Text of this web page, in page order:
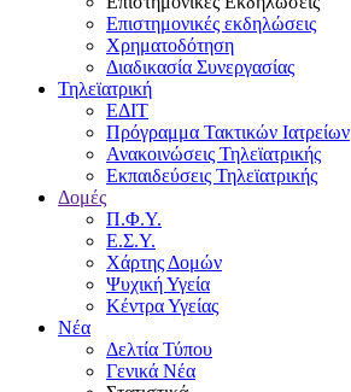
Επιστημονικές εκδηλώσεις
Χρηματοδότηση
Διαδικασία Συνεργασίας
Τηλεϊατρική
ΕΔΙΤ
Πρόγραμμα Τακτικών Ιατρείων
Ανακοινώσεις Τηλεϊατρικής
Εκπαιδεύσεις Τηλεϊατρικής
Δομές
Π.Φ.Υ.
Ε.Σ.Υ.
Χάρτης Δομών
Ψυχική Υγεία
Κέντρα Υγείας
Νέα
Δελτία Τύπου
Γενικά Νέα